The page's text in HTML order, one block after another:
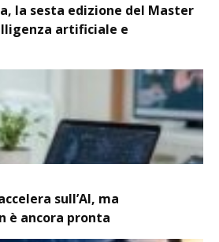
la sesta edizione del Master
artificiale e
sull’AI, ma
è ancora pronta